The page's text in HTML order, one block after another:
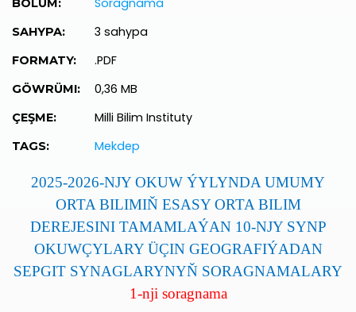
BÖLÜM:
Soragnama
SAHYPA: 3 sahypa
FORMATY: .PDF
GÖWRÜMI: 0,36 MB
ÇEŞME: Milli Bilim Instituty
TAGS: Mekdep
2025-2026-NJY OKUW ÝYLYNDA UMUMY
ORTA BILIMIŇ ESASY ORTA BILIM
DEREJESINI TAMAMLAÝAN 10-NJY SYNP
OKUWÇYLARY ÜÇIN GEOGRAFIÝADAN
SEPGIT SYNAGLARYNYŇ SORAGNAMALARY
1-nji soragnama